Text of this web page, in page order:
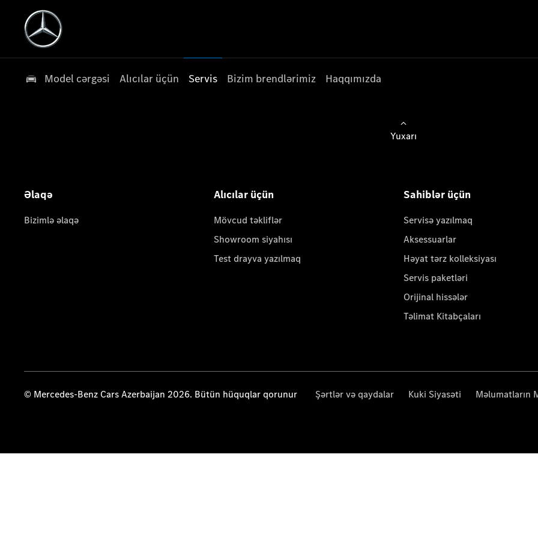
Model cərgəsi Alıcılar üçün Servis Bizim brendlərimiz Haqqımızda
Yuxarı
Əlaqə
Bizimlə əlaqə
Alıcılar üçün
Mövcud təkliflər
Showroom siyahısı
Test drayva yazılmaq
Sahiblər üçün
Servisə yazılmaq
Aksessuarlar
Həyat tərz kolleksiyası
Servis paketləri
Orijinal hissələr
Təlimat Kitabçaları
© Mercedes-Benz Cars Azerbaijan 2026. Bütün hüquqlar qorunur Şərtlər və qaydalar Kuki Siyasəti Məlumatların